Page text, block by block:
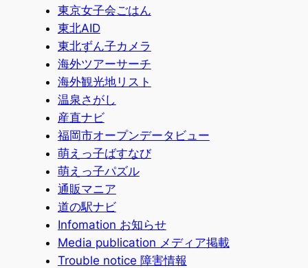
東京女子会ごはん
東北AID
東北ずん子カメラ
海外ツアーサーチ
海外観光地リスト
温泉さがし
産直ナビ
福岡市オープンデータビュー
萌えっ子ばすなび
萌えっ子パズル
通販マニア
道の駅ナビ
Infomation お知らせ
Media publication メディア掲載
Trouble notice 障害情報